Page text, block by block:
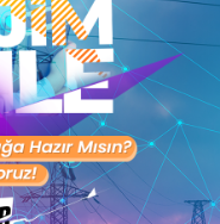
Şirketi Özel İstihdam Bürosu
bulunmak üzere, Türkiye İş